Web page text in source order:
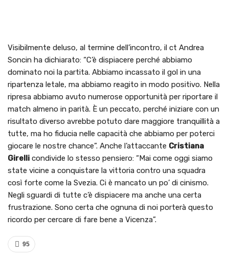
Visibilmente deluso, al termine dell’incontro, il ct Andrea
Soncin ha dichiarato: “C’è dispiacere perché abbiamo
dominato noi la partita. Abbiamo incassato il gol in una
ripartenza letale, ma abbiamo reagito in modo positivo. Nella
ripresa abbiamo avuto numerose opportunità per riportare il
match almeno in parità. È un peccato, perché iniziare con un
risultato diverso avrebbe potuto dare maggiore tranquillità a
tutte, ma ho fiducia nelle capacità che abbiamo per poterci
giocare le nostre chance”. Anche l’attaccante Cristiana
Girelli condivide lo stesso pensiero: “Mai come oggi siamo
state vicine a conquistare la vittoria contro una squadra
così forte come la Svezia. Ci è mancato un po’ di cinismo.
Negli sguardi di tutte c’è dispiacere ma anche una certa
frustrazione. Sono certa che ognuna di noi porterà questo
ricordo per cercare di fare bene a Vicenza”.
95